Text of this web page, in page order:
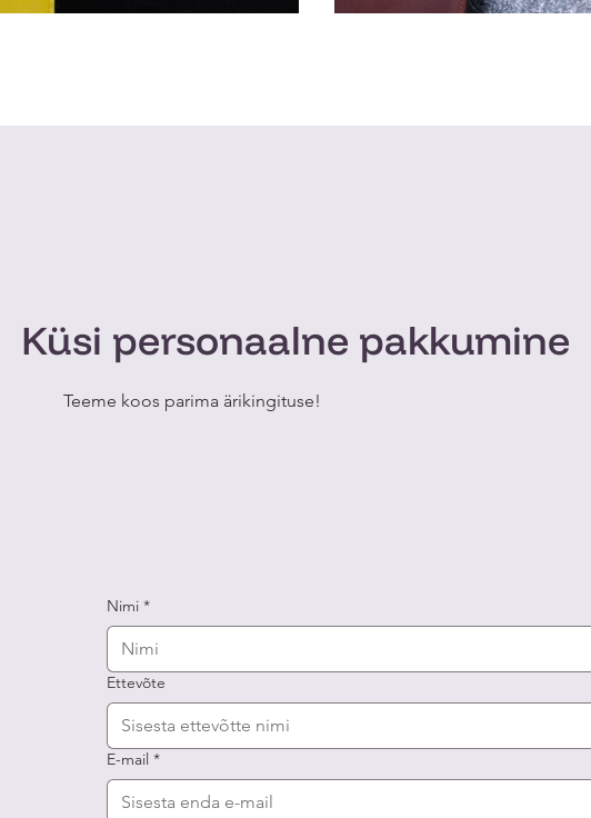
Küsi personaalne pakkumine
Teeme koos parima ärikingituse!
Nimi *
Ettevõte
E-mail *